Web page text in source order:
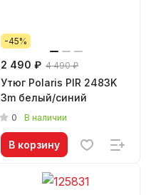
-45%
2 490 ₽ 4 490 ₽
Утюг Polaris PIR 2483K
3m белый/синий
0 В наличии
В корзину